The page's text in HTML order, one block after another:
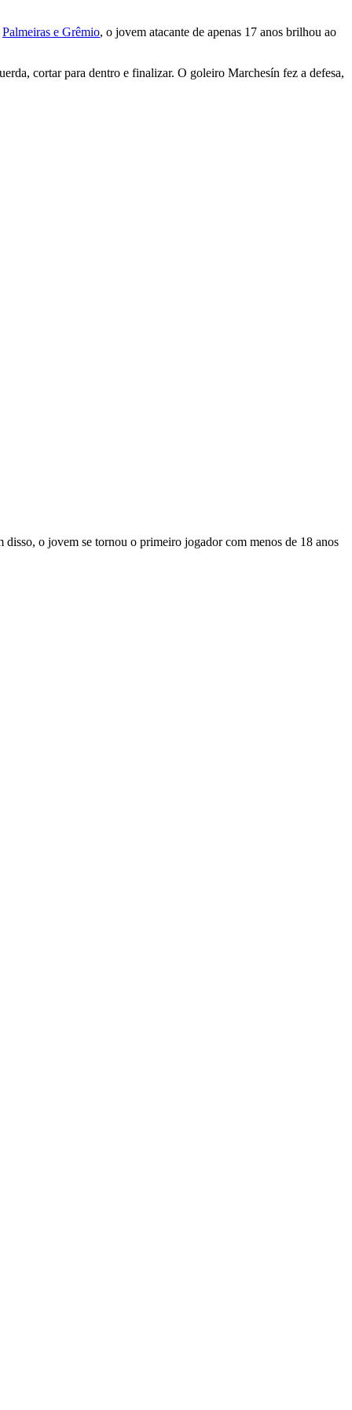
Palmeiras e Grêmio, o jovem atacante de apenas 17 anos brilhou ao
cortar para dentro e finalizar. O goleiro Marchesín fez a defesa,
o jovem se tornou o primeiro jogador com menos de 18 anos